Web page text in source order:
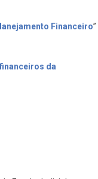
Financeiro”
da